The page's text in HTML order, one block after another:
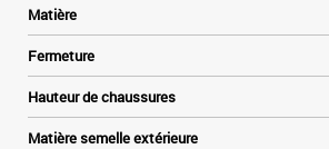
Matière
Fermeture
Hauteur de chaussures
Matière semelle extérieure